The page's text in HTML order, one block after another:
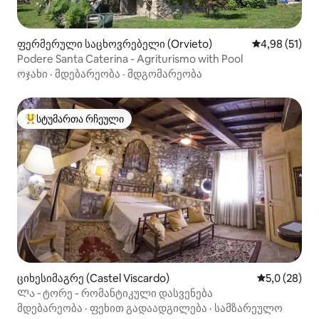
ფერმერული საცხოვრებელი (Orvieto) საშუალო
4,98 (51)
Podere Santa Caterina - Agriturismo with Pool
ოჯახი · მდებარეობა · მდგომარეობა
სტუმართა რჩეული მოწინავე ვარიანტი
სტუმართა რჩეული
ციხესიმაგრე (Castel Viscardo) საშუალო
5,0 (28)
Ლა ‑ ტორე - რომანტიკული დასვენება
მდებარეობა · ფეხით გადაადგილება · სამზარეულო